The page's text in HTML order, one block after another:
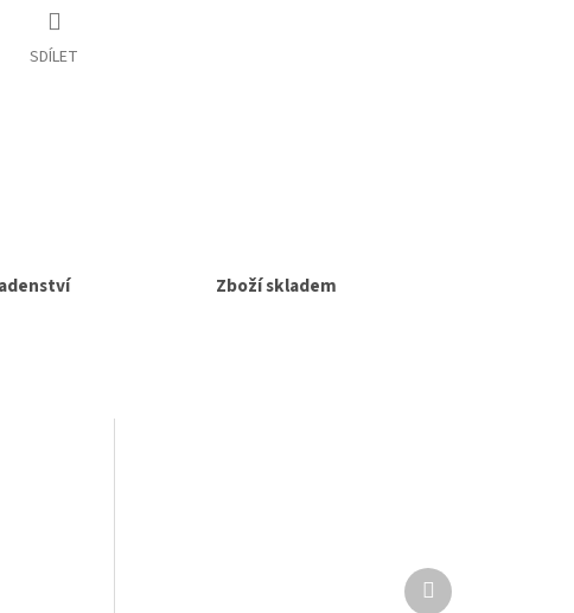
SDÍLET
Zboží skladem
Další
produkt